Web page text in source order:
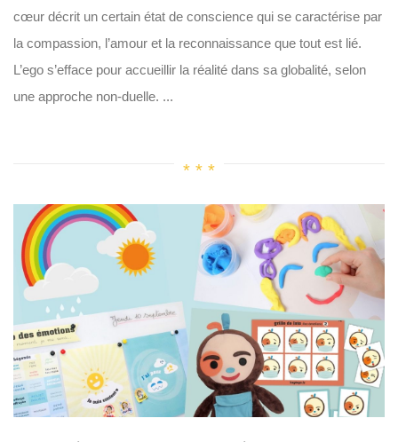
cœur décrit un certain état de conscience qui se caractérise par
la compassion, l’amour et la reconnaissance que tout est lié.
L’ego s’efface pour accueillir la réalité dans sa globalité, selon
une approche non-duelle. ...